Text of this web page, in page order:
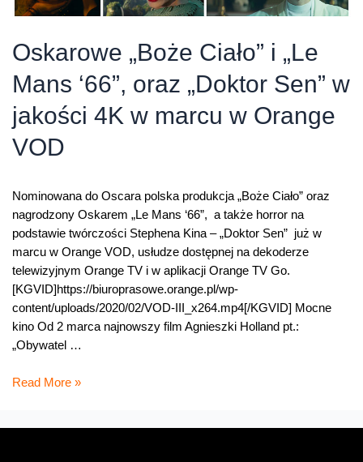
Oskarowe „Boże Ciało” i „Le
Mans ‘66”, oraz „Doktor Sen” w
jakości 4K w marcu w Orange
VOD
Nominowana do Oscara polska produkcja „Boże Ciało” oraz
nagrodzony Oskarem „Le Mans ‘66”, a także horror na
podstawie twórczości Stephena Kina – „Doktor Sen” już w
marcu w Orange VOD, usłudze dostępnej na dekoderze
telewizyjnym Orange TV i w aplikacji Orange TV Go.
[KGVID]https://biuroprasowe.orange.pl/wp-
content/uploads/2020/02/VOD-III_x264.mp4[/KGVID] Mocne
kino Od 2 marca najnowszy film Agnieszki Holland pt.:
„Obywatel …
Oskarowe
Read More »